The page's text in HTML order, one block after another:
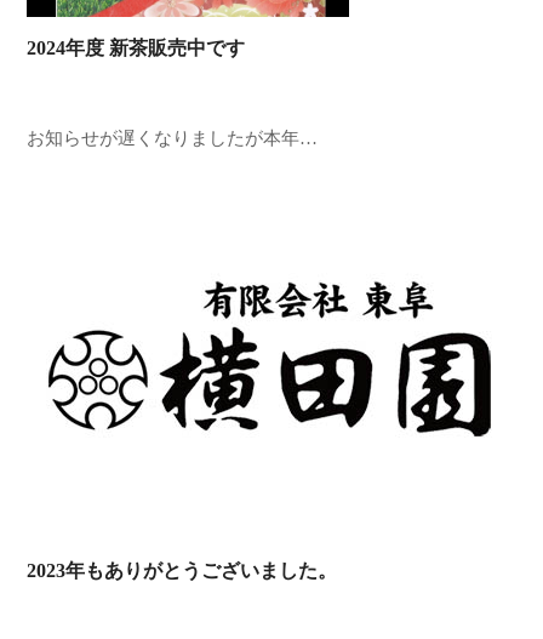
2024年度 新茶販売中です
お知らせが遅くなりましたが本年…
2023年もありがとうございました。